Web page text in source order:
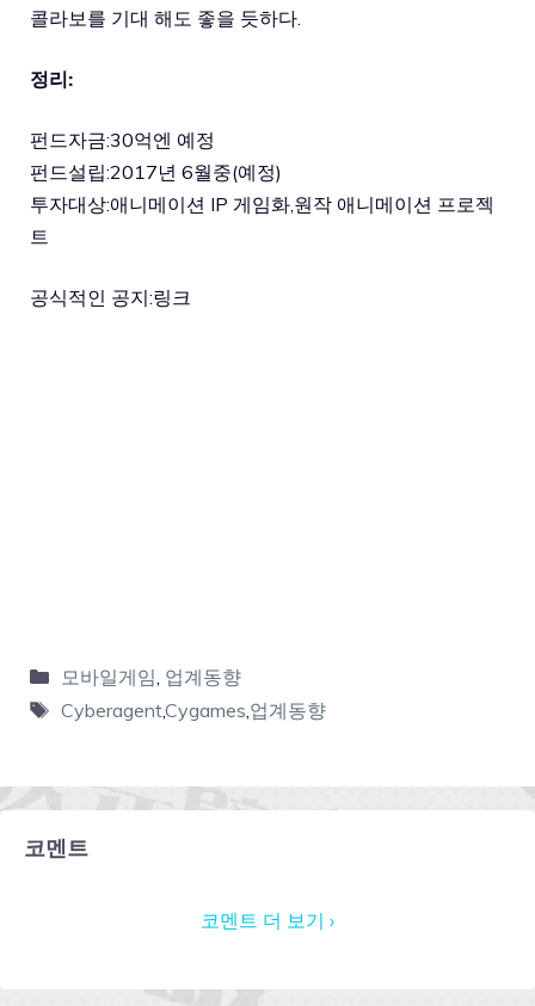
콜라보를 기대 해도 좋을 듯하다.
정리:
펀드자금:30억엔 예정
펀드설립:2017년 6월중(예정)
투자대상:애니메이션 IP 게임화,원작 애니메이션 프로젝
트
공식적인 공지:링크
모바일게임, 업계동향
Cyberagent,Cygames,업계동향
코멘트
코멘트 더 보기 ›